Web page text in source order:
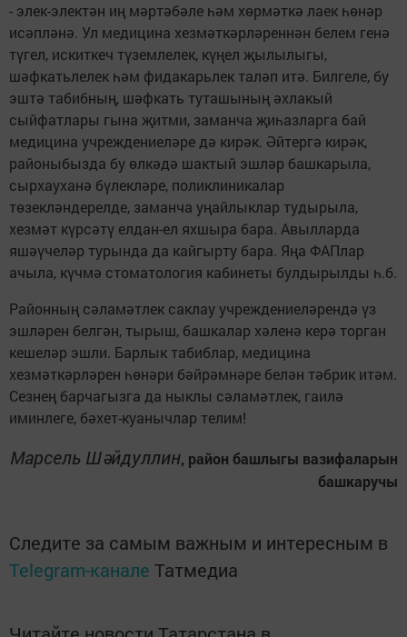
- элек-электән иң мәртәбәле һәм хөрмәткә лаек һөнәр
исәпләнә. Ул медицина хезмәткәрләреннән белем генә
түгел, искиткеч түземлелек, күңел җылылыгы,
шәфкатьлелек һәм фидакарьлек таләп итә. Билгеле, бу
эштә табибның, шәфкать туташының әхлакый
сыйфатлары гына җитми, заманча җиһазларга бай
медицина учреждениеләре дә кирәк. Әйтергә кирәк,
районыбызда бу өлкәдә шактый эшләр башкарыла,
сырхауханә бүлекләре, поликлиникалар
төзекләндерелде, заманча уңайлыклар тудырыла,
хезмәт күрсәтү елдан-ел яхшыра бара. Авылларда
яшәүчеләр турында да кайгырту бара. Яңа ФАПлар
ачыла, күчмә стоматология кабинеты булдырылды һ.б.
Районның сәламәтлек саклау учреждениеләрендә үз
эшләрен белгән, тырыш, башкалар хәленә керә торган
кешеләр эшли. Барлык табиблар, медицина
хезмәткәрләрен һөнәри бәйрәмнәре белән тәбрик итәм.
Сезнең барчагызга да ныклы сәламәтлек, гаилә
иминлеге, бәхет-куанычлар телим!
Марсель Шәйдуллин, район башлыгы вазифаларын
башкаручы
Следите за самым важным и интересным в
Telegram-канале Татмедиа